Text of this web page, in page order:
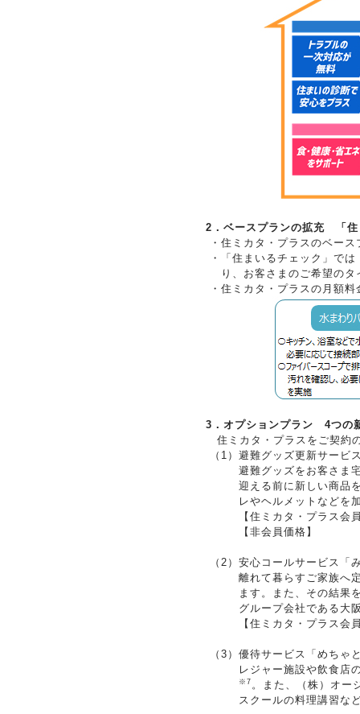
2．ベースプランの拡充 「住
・ 住ミカタ・プラスのベー
・
「住まいるチェック」で
り、お客さまのご希望の
・ 住ミカタ・プラスの月額
3．オプションプラン 4つの
住ミカタ・プラスをご契約
（1） 避難グッズ更新サービ
避難グッズをお客さま
迎える前に新しい商品
レやヘルメットなどを
【住ミカタ・プラス会
【非会員価格】
（2） 安心コールサービス「
離れて暮らすご家族へ
ます。また、その結果
グループ会社である大
【住ミカタ・プラ
（3） 優待サービス「めちゃ
レジャー施設や飲食店
※7 。また、（株）オー
スクールの料理講習な